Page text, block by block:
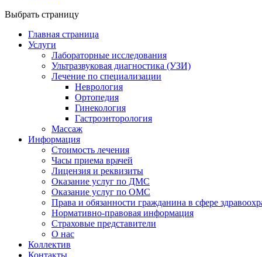
Выбрать страницу
Главная страница
Услуги
Лабораторные исследования
Ультразвуковая диагностика (УЗИ)
Лечение по специализации
Неврология
Ортопедия
Гинекология
Гастроэнторология
Массаж
Информация
Стоимость лечения
Часы приема врачей
Лицензия и реквизиты
Оказание услуг по ДМС
Оказание услуг по ОМС
Права и обязанности гражданина в сфере
Нормативно-правовая информация
Страховые представители
О нас
Коллектив
Контакты